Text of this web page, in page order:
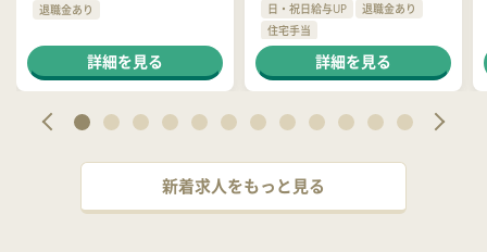
退職金あり
詳細を見る
日・祝日給与UP
退職金あり
住宅手当
ハラスメント相談窓口あり
詳細を見る
新着求人をもっと見る